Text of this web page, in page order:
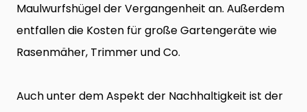
Maulwurfshügel der Vergangenheit an. Außerdem
entfallen die Kosten für große Gartengeräte wie
Rasenmäher, Trimmer und Co.
Auch unter dem Aspekt der Nachhaltigkeit ist der